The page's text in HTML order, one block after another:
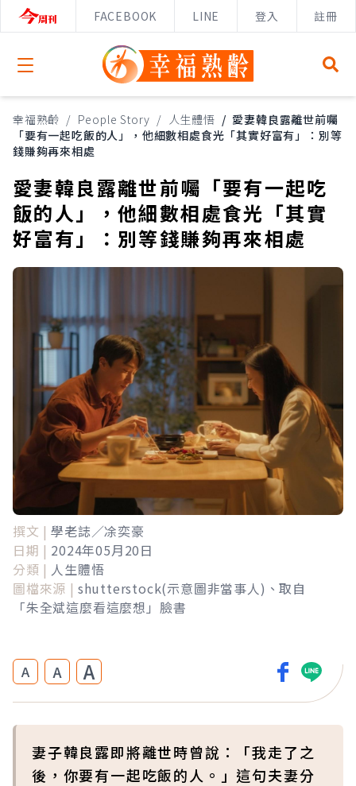
FACEBOOK LINE 登入 註冊
Open menu
幸福熟齡 / People Story / 人生體悟 / 愛妻韓良露離世前囑
「要有一起吃飯的人」，他細數相處食光「其實好富有」：別等
錢賺夠再來相處
愛妻韓良露離世前囑「要有一起吃
飯的人」，他細數相處食光「其實
好富有」：別等錢賺夠再來相處
撰文 | 學老誌／凃奕豪
日期 | 2024年05月20日
分類 | 人生體悟
圖檔來源 | shutterstock(示意圖非當事人)、取自
「朱全斌這麼看這麼想」臉書
A A A
妻子韓良露即將離世時曾說：「我走了之
後，你要有一起吃飯的人。」這句夫妻分